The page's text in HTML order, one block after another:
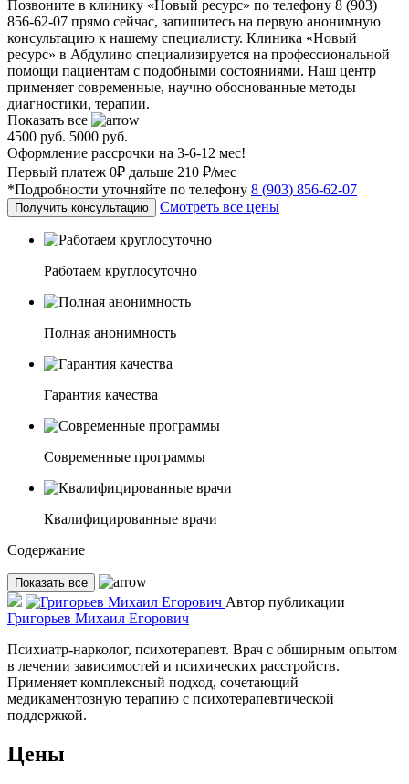
Позвоните в клинику «Новый ресурс» по телефону 8 (903)
856-62-07 прямо сейчас, запишитесь на первую анонимную
консультацию к нашему специалисту. Клиника «Новый
ресурс» в Абдулино специализируется на профессиональной
помощи пациентам с подобными состояниями. Наш центр
применяет современные, научно обоснованные методы
диагностики, терапии.
Показать все
4500 руб. 5000 руб.
Оформление рассрочки на 3-6-12 мес!
Первый платеж 0₽ дальше 210 ₽/мес
*Подробности уточняйте по телефону 8 (903) 856-62-07
Получить консультацию Смотреть все цены
Работаем круглосуточно
Полная анонимность
Гарантия качества
Современные программы
Квалифицированные врачи
Содержание
Показать все
Автор публикации
Григорьев Михаил Егорович
Психиатр-нарколог, психотерапевт. Врач с обширным опытом
в лечении зависимостей и психических расстройств.
Применяет комплексный подход, сочетающий
медикаментозную терапию с психотерапевтической
поддержкой.
Цены